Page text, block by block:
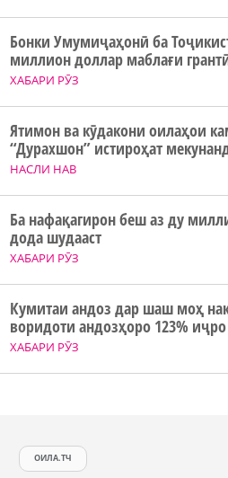
ХАБАРИ РӮЗ
Бонки Умумиҷаҳонӣ ба
миллион доллар маблағи
НАСЛИ НАВ
Ятимон ва кӯдакони оилаҳои
“Дурахшон” истироҳат
ХАБАРИ РӮЗ
Ба нафақагирон беш аз ду
дода шудааст
ХАБАРИ РӮЗ
Кумитаи андоз дар шаш моҳ
воридоти андозҳоро 123%
ОИЛА.ТЧ